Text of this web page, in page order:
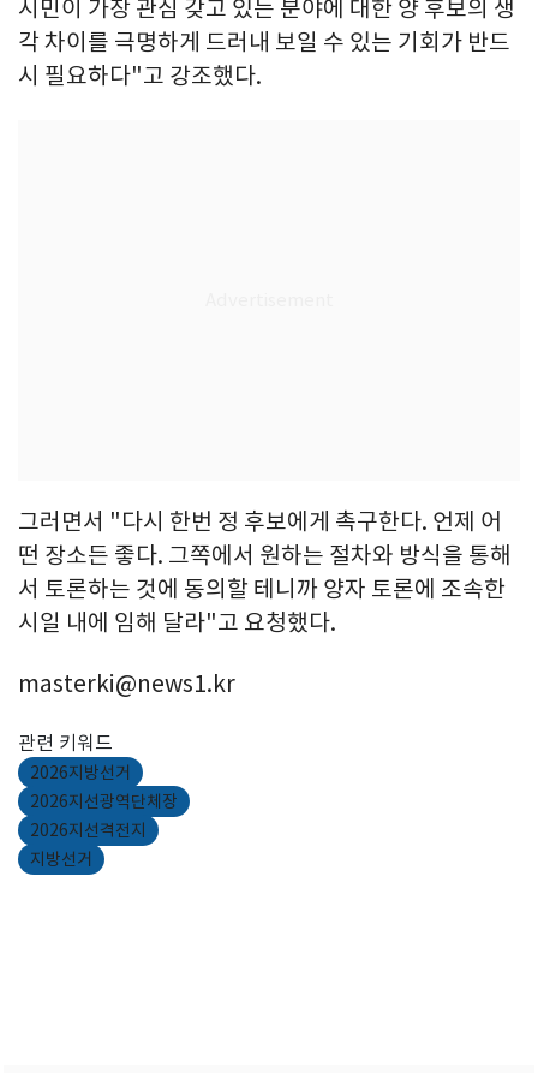
시민이 가장 관심 갖고 있는 분야에 대한 양 후보의 생
각 차이를 극명하게 드러내 보일 수 있는 기회가 반드
시 필요하다"고 강조했다.
그러면서 "다시 한번 정 후보에게 촉구한다. 언제 어
떤 장소든 좋다. 그쪽에서 원하는 절차와 방식을 통해
서 토론하는 것에 동의할 테니까 양자 토론에 조속한
시일 내에 임해 달라"고 요청했다.
masterki@news1.kr
관련 키워드
2026지방선거
2026지선광역단체장
2026지선격전지
지방선거